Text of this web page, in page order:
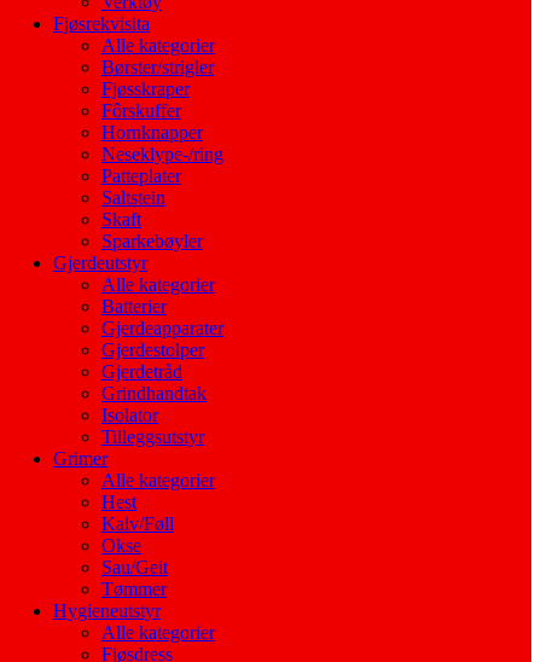
Fjøsrekvisita
Alle kategorier
Børster/strigler
Fjøsskraper
Fôrskuffer
Hornknapper
Neseklype-/ring
Patteplater
Saltstein
Skaft
Sparkebøyler
Gjerdeutstyr
Alle kategorier
Batterier
Gjerdeapparater
Gjerdestolper
Gjerdetråd
Grindhandtak
Isolator
Tilleggsutstyr
Grimer
Alle kategorier
Hest
Kalv/Føll
Okse
Sau/Geit
Tømmer
Hygieneutstyr
Alle kategorier
Fjøsdress